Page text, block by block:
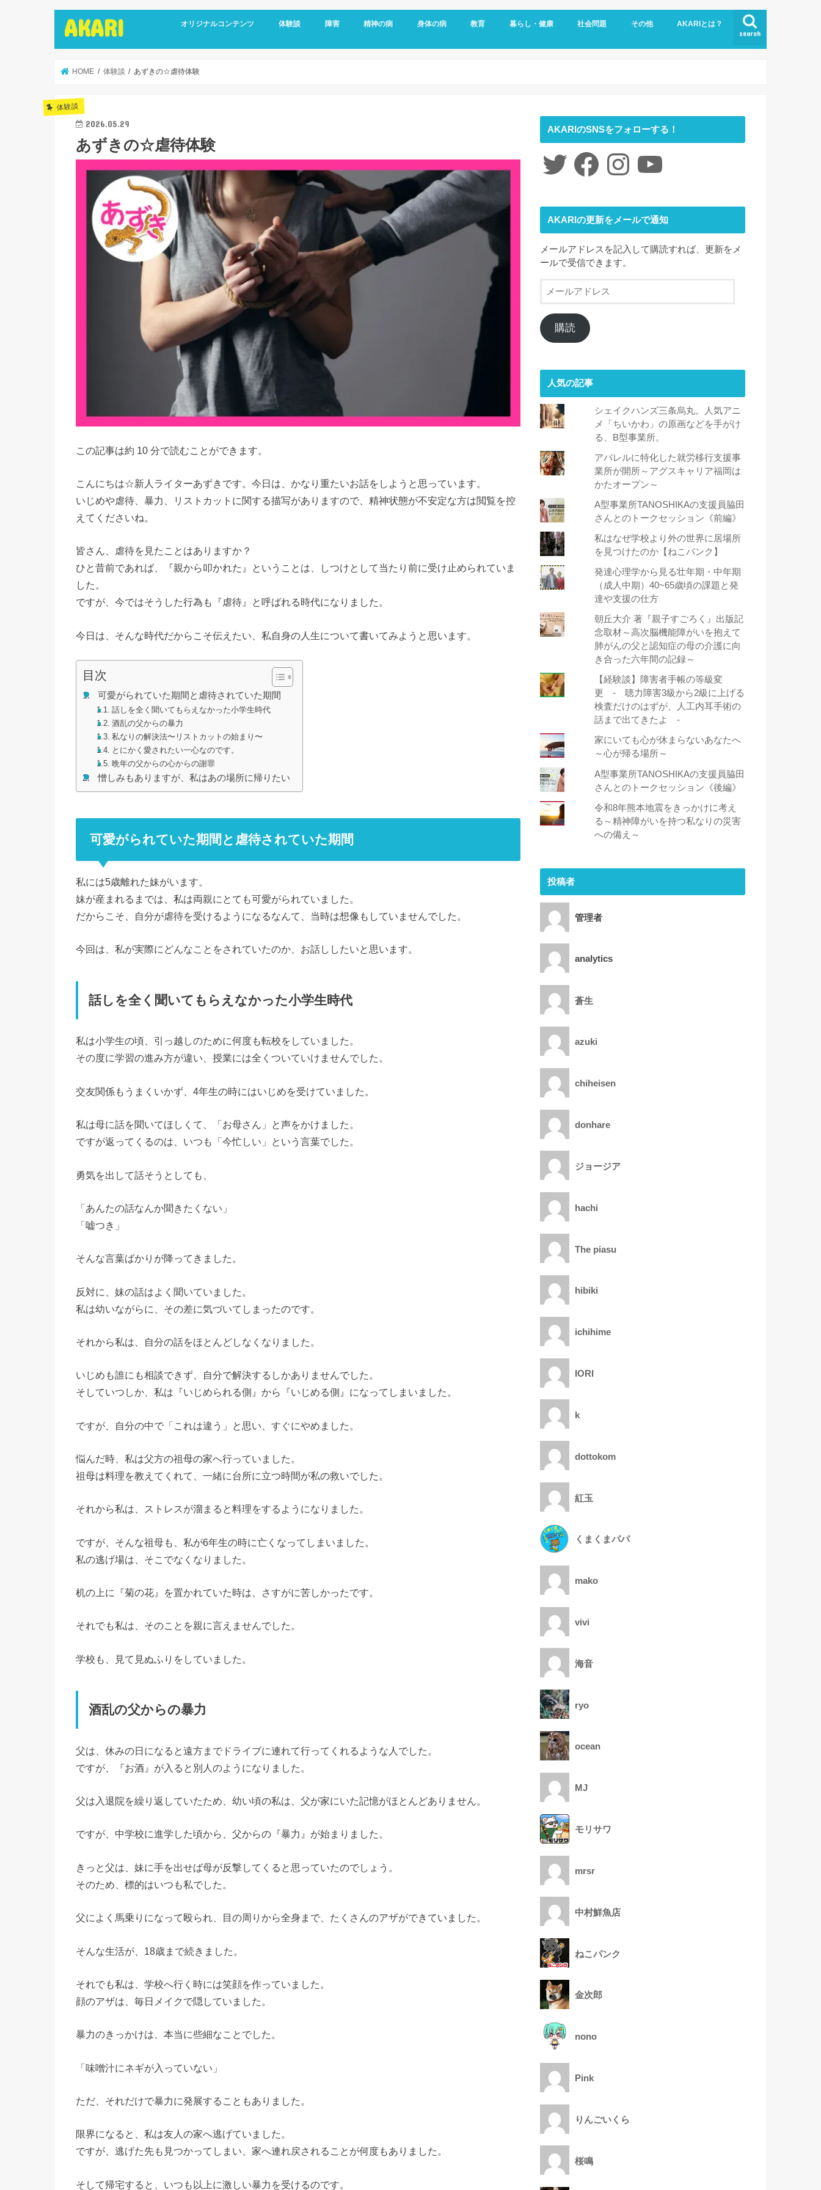
AKARI search
オリジナルコンテンツ
インタビュー
ライターズインタビュー
リカバリーストーリーズ
広報誌
体験談
メッセージ
障害
視覚障害
聴覚障害
発達障害
知的障害
障害年金
障害者雇用
精神の病
うつ病
双極性障害
統合失調症
パニック障害
不安神経症
依存症
適応障害
身体の病
アレルギー
頭痛
ダウン症
がん
リウマチ
更年期障害
内臓の病気
整形外科の病気
脳・心臓の病気
糖尿病
その他の身体の病
教育
子育て
暮らし・健康
予防
女性特有の悩み
睡眠
社会問題
社会福祉
LGBTQ
コロナ
ジェンダー
ニュース
介護
時事ネタ
災害
社会学
その他
アート
ファッション
夢
心理学
書評
AKARIとは？
お問い合わせ
サイトマップ
会社概要
HOME 体験談 あずきの☆虐待体験
体験談
2026.05.29
あずきの☆虐待体験
この記事は約 10 分で読むことができます。
こんにちは☆新人ライターあずきです。今日は、かなり重たいお話をしようと思っています。
いじめや虐待、暴力、リストカットに関する描写がありますので、精神状態が不安定な方は閲覧を控
えてくださいね。
皆さん、虐待を見たことはありますか？
ひと昔前であれば、『親から叩かれた』ということは、しつけとして当たり前に受け止められていま
した。
ですが、今ではそうした行為も『虐待』と呼ばれる時代になりました。
今日は、そんな時代だからこそ伝えたい、私自身の人生について書いてみようと思います。
目次
可愛がられていた期間と虐待されていた期間
話しを全く聞いてもらえなかった小学生時代
酒乱の父からの暴力
私なりの解決法〜リストカットの始まり〜
とにかく愛されたい一心なのです。
晩年の父からの心からの謝罪
憎しみもありますが、私はあの場所に帰りたい
可愛がられていた期間と虐待されていた期間
私には5歳離れた妹がいます。
妹が産まれるまでは、私は両親にとても可愛がられていました。
だからこそ、自分が虐待を受けるようになるなんて、当時は想像もしていませんでした。
今回は、私が実際にどんなことをされていたのか、お話ししたいと思います。
話しを全く聞いてもらえなかった小学生時代
私は小学生の頃、引っ越しのために何度も転校をしていました。
その度に学習の進み方が違い、授業には全くついていけませんでした。
交友関係もうまくいかず、4年生の時にはいじめを受けていました。
私は母に話を聞いてほしくて、「お母さん」と声をかけました。
ですが返ってくるのは、いつも「今忙しい」という言葉でした。
勇気を出して話そうとしても、
「あんたの話なんか聞きたくない」
「嘘つき」
そんな言葉ばかりが降ってきました。
反対に、妹の話はよく聞いていました。
私は幼いながらに、その差に気づいてしまったのです。
それから私は、自分の話をほとんどしなくなりました。
いじめも誰にも相談できず、自分で解決するしかありませんでした。
そしていつしか、私は『いじめられる側』から『いじめる側』になってしまいました。
ですが、自分の中で「これは違う」と思い、すぐにやめました。
悩んだ時、私は父方の祖母の家へ行っていました。
祖母は料理を教えてくれて、一緒に台所に立つ時間が私の救いでした。
それから私は、ストレスが溜まると料理をするようになりました。
ですが、そんな祖母も、私が6年生の時に亡くなってしまいました。
私の逃げ場は、そこでなくなりました。
机の上に『菊の花』を置かれていた時は、さすがに苦しかったです。
それでも私は、そのことを親に言えませんでした。
学校も、見て見ぬふりをしていました。
酒乱の父からの暴力
父は、休みの日になると遠方までドライブに連れて行ってくれるような人でした。
ですが、『お酒』が入ると別人のようになりました。
父は入退院を繰り返していたため、幼い頃の私は、父が家にいた記憶がほとんどありません。
ですが、中学校に進学した頃から、父からの『暴力』が始まりました。
きっと父は、妹に手を出せば母が反撃してくると思っていたのでしょう。
そのため、標的はいつも私でした。
父によく馬乗りになって殴られ、目の周りから全身まで、たくさんのアザができていました。
そんな生活が、18歳まで続きました。
それでも私は、学校へ行く時には笑顔を作っていました。
顔のアザは、毎日メイクで隠していました。
暴力のきっかけは、本当に些細なことでした。
「味噌汁にネギが入っていない」
ただ、それだけで暴力に発展することもありました。
限界になると、私は友人の家へ逃げていました。
ですが、逃げた先も見つかってしまい、家へ連れ戻されることが何度もありました。
そして帰宅すると、いつも以上に激しい暴力を受けるのです。
AKARIのSNSをフォローする！
Twitter FacebookInstagramYouTube
AKARIの更新をメールで通知
メールアドレスを記入して購読すれば、更新をメ
ールで受信できます。
ー
ア
ド
購読
人気の記事
シェイクハンズ三条烏丸。人気アニ
メ「ちいかわ」の原画などを手がけ
る、B型事業所。
アパレルに特化した就労移行支援事
業所が開所～アグスキャリア福岡は
かたオープン～
A型事業所TANOSHIKAの支援員脇田
さんとのトークセッション《前編》
私はなぜ学校より外の世界に居場所
を見つけたのか【ねこパンク】
発達心理学から見る壮年期・中年期
（成人中期）40~65歳頃の課題と発
達や支援の仕方
朝丘大介 著『親子すごろく』出版記
念取材～高次脳機能障がいを抱えて
肺がんの父と認知症の母の介護に向
き合った六年間の記録～
【経験談】障害者手帳の等級変
更 - 聴力障害3級から2級に上げる
検査だけのはずが、人工内耳手術の
話まで出てきたよ -
家にいても心が休まらないあなたへ
～心が帰る場所～
A型事業所TANOSHIKAの支援員脇田
さんとのトークセッション《後編》
令和8年熊本地震をきっかけに考え
る～精神障がいを持つ私なりの災害
への備え～
投稿者
管理者
analytics
蒼生
azuki
chiheisen
donhare
ジョージア
hachi
The piasu
hibiki
ichihime
IORI
k
dottokom
紅玉
くまくまパパ
mako
vivi
海音
ryo
ocean
MJ
モリサワ
mrsr
中村鮮魚店
ねこパンク
金次郎
nono
Pink
りんごいくら
桜鳴